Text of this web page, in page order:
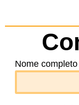
Nome